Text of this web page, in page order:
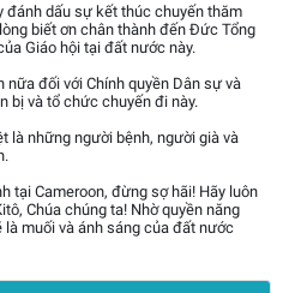
đánh dấu sự kết thúc chuyến thăm
biết ơn chân thành đến Đức Tổng
Giáo hội tại đất nước này.
nữa đối với Chính quyền Dân sự và
bị và tổ chức chuyến đi này.
là những người bệnh, người già và
tại Cameroon, đừng sợ hãi! Hãy luôn
Chúa chúng ta! Nhờ quyền năng
muối và ánh sáng của đất nước